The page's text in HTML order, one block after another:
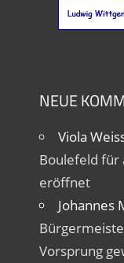
NEUE
Viola
Boulefeld für
eröffnet
Johannes
Vorsprung